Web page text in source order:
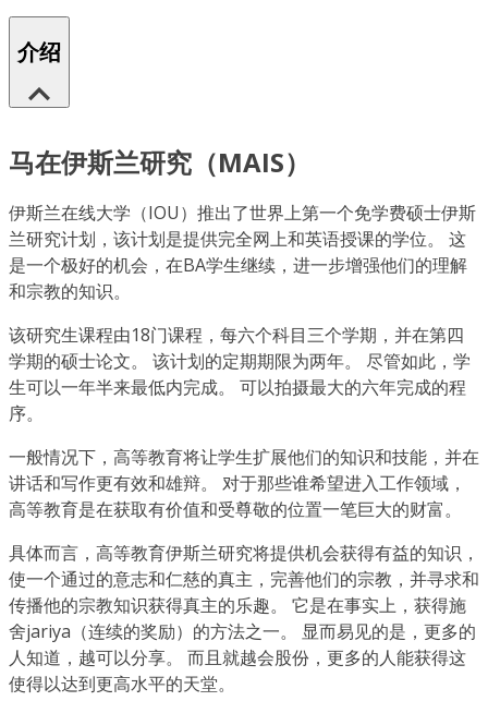
介绍
马在伊斯兰研究（MAIS）
伊斯兰在线大学（IOU）推出了世界上第一个免学费硕士伊斯
兰研究计划，该计划是提供完全网上和英语授课的学位。 这
是一个极好的机会，在BA学生继续，进一步增强他们的理解
和宗教的知识。
该研究生课程由18门课程，每六个科目三个学期，并在第四
学期的硕士论文。 该计划的定期期限为两年。 尽管如此，学
生可以一年半来最低内完成。 可以拍摄最大的六年完成的程
序。
一般情况下，高等教育将让学生扩展他们的知识和技能，并在
讲话和写作更有效和雄辩。 对于那些谁希望进入工作领域，
高等教育是在获取有价值和受尊敬的位置一笔巨大的财富。
具体而言，高等教育伊斯兰研究将提供机会获得有益的知识，
使一个通过的意志和仁慈的真主，完善他们的宗教，并寻求和
传播他的宗教知识获得真主的乐趣。 它是在事实上，获得施
舍jariya（连续的奖励）的方法之一。 显而易见的是，更多的
人知道，越可以分享。 而且就越会股份，更多的人能获得这
使得以达到更高水平的天堂。